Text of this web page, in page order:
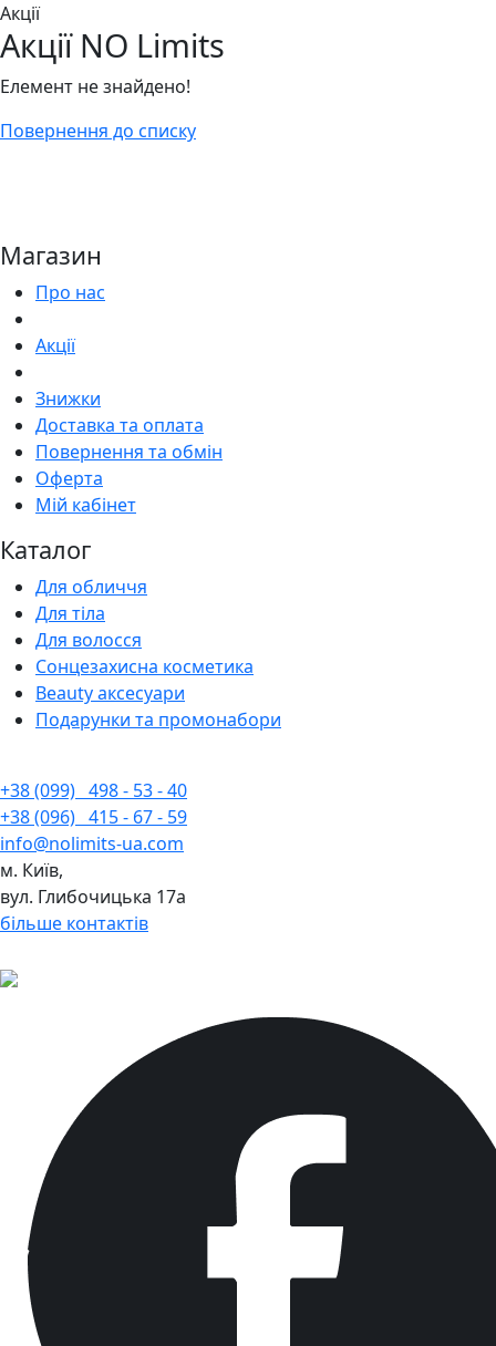
Акції
Акції NO Limits
Елемент не знайдено!
Повернення до списку
Магазин
Про нас
Акції
Знижки
Доставка та оплата
Повернення та обмін
Оферта
Мій кабінет
Каталог
Для обличчя
Для тіла
Для волосся
Сонцезахисна косметика
Beauty аксесуари
Подарунки та промонабори
+38 (099) 498 - 53 - 40
+38 (096) 415 - 67 - 59
info@nolimits-ua.com
м. Київ,
вул. Глибочицька 17а
більше контактів